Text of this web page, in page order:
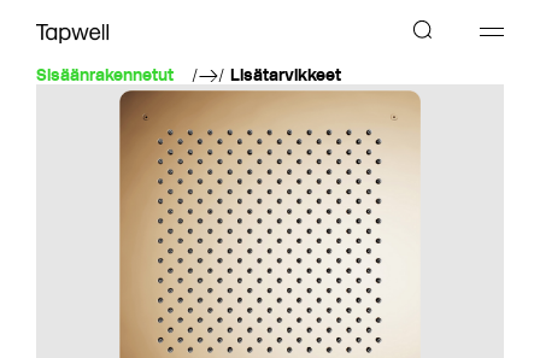
Sisäänrakennetut Lisätarvikkeet